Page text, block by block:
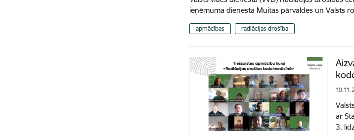
ieņēmuma dienesta Muitas pārvaldes un Valsts
apmācības radiācijas drošība
ar
3.